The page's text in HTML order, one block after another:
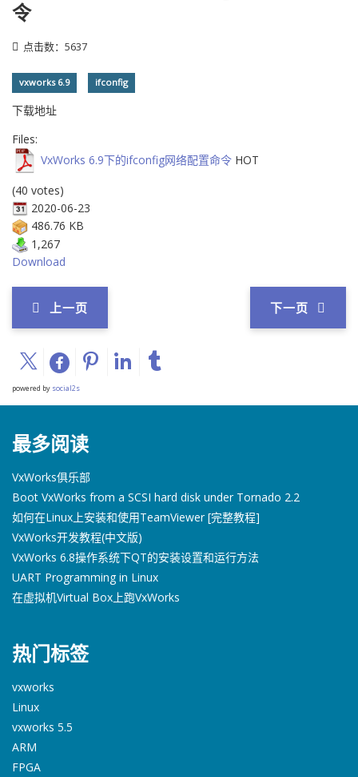
令
点击数：5637
vxworks 6.9 ifconfig
下载地址
Files:
VxWorks 6.9下的ifconfig网络配置命令 HOT
(40 votes)
2020-06-23
486.76 KB
1,267
Download
上一页 下一页
powered by social2s
最多阅读
VxWorks俱乐部
Boot VxWorks from a SCSI hard disk under Tornado 2.2
如何在Linux上安装和使用TeamViewer [完整教程]
VxWorks开发教程(中文版)
VxWorks 6.8操作系统下QT的安装设置和运行方法
UART Programming in Linux
在虚拟机Virtual Box上跑VxWorks
热门标签
vxworks
Linux
vxworks 5.5
ARM
FPGA